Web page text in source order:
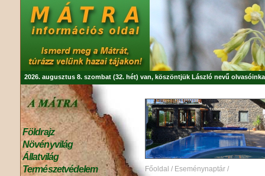
2026. augusztus 8. szombat (32. hét) van, köszöntjük László nevű
Földrajz
Növényvilág
Állatvilág
Természetvédelem
Főoldal / Eseménynaptár /